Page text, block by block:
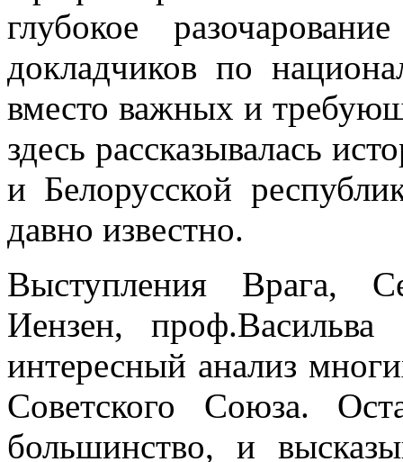
глубокое
докладчиков по
вместо важных и
здесь рассказывалась
и Белорусской
давно известно.
Выступления Врага,
Иензен,
интересный анализ
Советского Союза.
большинство, и